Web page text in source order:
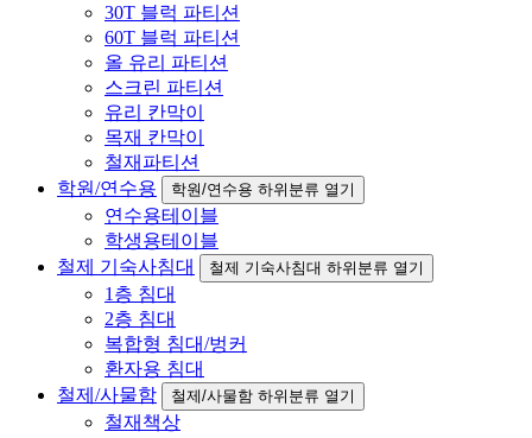
30T 블럭 파티션
60T 블럭 파티션
올 유리 파티션
스크린 파티션
유리 칸막이
목재 칸막이
철재파티션
학원/연수용
학원/연수용 하위분류 열기
연수용테이블
학생용테이블
철제 기숙사침대
철제 기숙사침대 하위분류 열기
1층 침대
2층 침대
복합형 침대/벙커
환자용 침대
철제/사물함
철제/사물함 하위분류 열기
철재책상